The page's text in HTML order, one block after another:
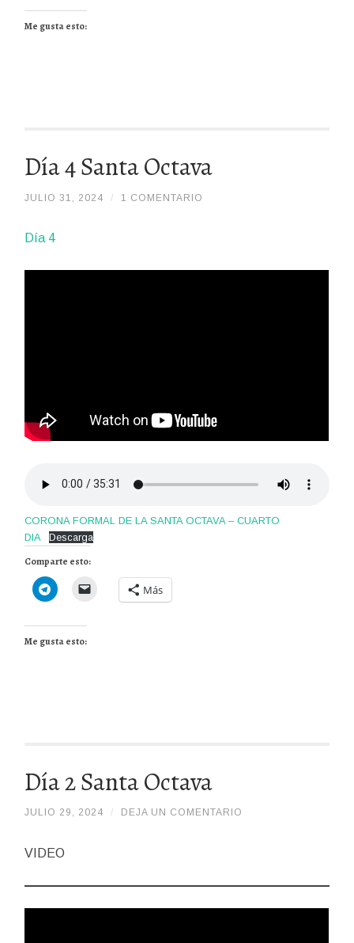
Me gusta esto:
Día 4 Santa Octava
JULIO 31, 2024 / 1 COMENTARIO
Día 4
CORONA FORMAL DE LA SANTA OCTAVA – CUARTO
DIA
Descarga
Comparte esto:
Más
Me gusta esto:
Día 2 Santa Octava
JULIO 29, 2024
// DEJA UN COMENTARIO
VIDEO